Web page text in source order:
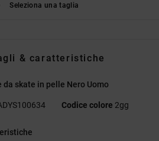
Seleziona una taglia
& caratteristiche
da skate in pelle Nero Uomo
Codice colore 2gg